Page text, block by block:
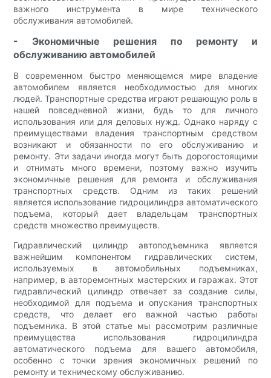
важного инструмента в мире технического
обслуживания автомобилей.
- Экономичные решения по ремонту и
обслуживанию автомобилей
В современном быстро меняющемся мире владение
автомобилем является необходимостью для многих
людей. Транспортные средства играют решающую роль в
нашей повседневной жизни, будь то для личного
использования или для деловых нужд. Однако наряду с
преимуществами владения транспортным средством
возникают и обязанности по его обслуживанию и
ремонту. Эти задачи иногда могут быть дорогостоящими
и отнимать много времени, поэтому важно изучить
экономичные решения для ремонта и обслуживания
транспортных средств. Одним из таких решений
является использование гидроцилиндра автоматического
подъема, который дает владельцам транспортных
средств множество преимуществ.
Гидравлический цилиндр автоподъемника является
важнейшим компонентом гидравлических систем,
используемых в автомобильных подъемниках,
например, в авторемонтных мастерских и гаражах. Этот
гидравлический цилиндр отвечает за создание силы,
необходимой для подъема и опускания транспортных
средств, что делает его важной частью работы
подъемника. В этой статье мы рассмотрим различные
преимущества использования гидроцилиндра
автоматического подъема для вашего автомобиля,
особенно с точки зрения экономичных решений по
ремонту и техническому обслуживанию.